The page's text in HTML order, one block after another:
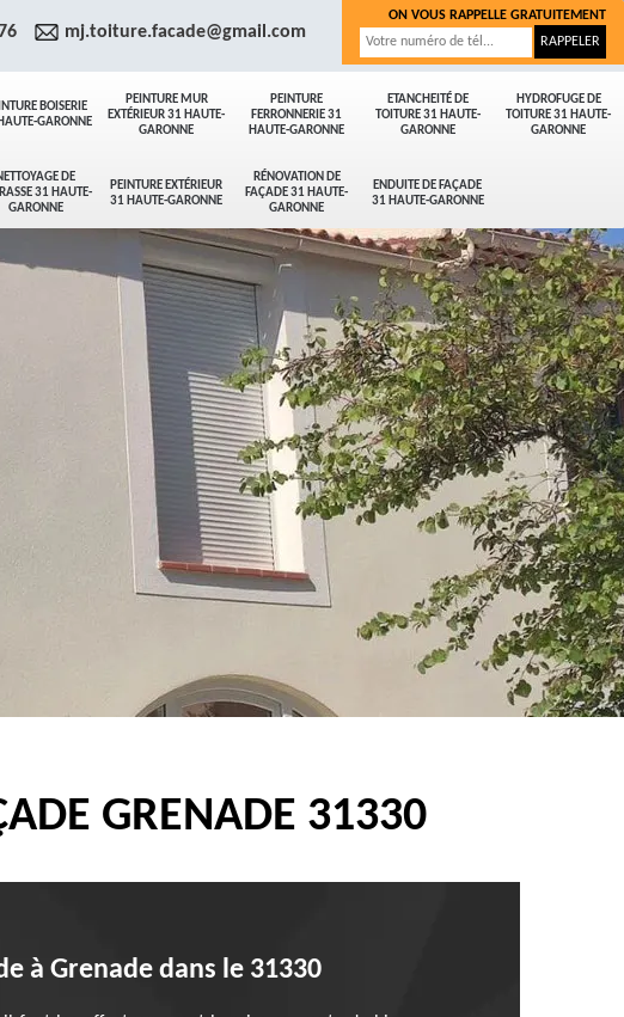
BOISERIE
GARONNE
PEINTURE MUR
EXTÉRIEUR 31 HAUTE-
GARONNE
PEINTURE
FERRONNERIE 31
HAUTE-GARONNE
ETANCHEITÉ DE
TOITURE 31 HAUTE-
GARONNE
HYDROFUGE DE
TOITURE 31 HAUTE-
GARONNE
DE
31 HAUTE-
GARONNE
PEINTURE EXTÉRIEUR
31 HAUTE-GARONNE
RÉNOVATION DE
FAÇADE 31 HAUTE-
GARONNE
ENDUITE DE FAÇADE
31 HAUTE-GARONNE
mj.toiture.facade@gmail.com
ON VOUS RAPPELLE GRATUITEMENT
GRENADE 31330
à Grenade dans le 31330